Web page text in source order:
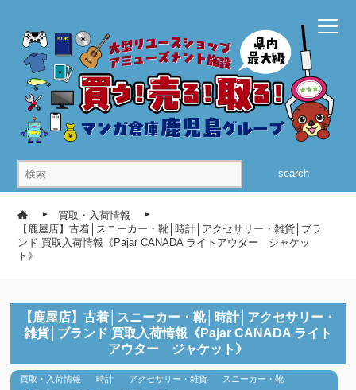
search
買取・入荷情報
【鹿屋店】古着│スニーカー・靴│時計│アクセサリー・雑貨│ブラ
ンド 買取入荷情報《Pajar CANADA ライトアウター ジャケッ
ト》
【鹿屋店】古着│スニーカー・靴│時計│アクセサリー・
雑貨│ブランド 買取入荷情報《Pajar CANADA ライト
アウター ジャケット》
買取・入荷情報 時計 アクセサリー・雑貨
スニーカー・靴